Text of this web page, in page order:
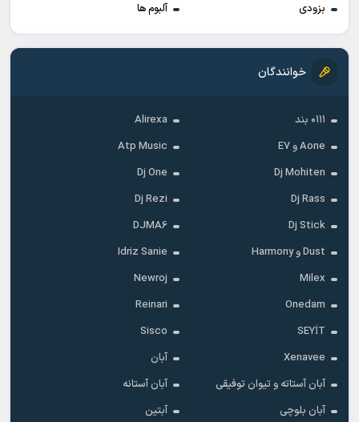
بزودی
آلبوم ها
خوانندگان
۰۱۱۱ بند
Alirexa
Aone و E7
Atp Music
Dj Mohiten
Dj One
Dj Rass
Dj Rezi
Dj Stick
DJMA6
Dust و Harmony
Idriz Sanie
Milex
Newroj
Onedam
Reinari
SEYİT
Sisco
Xenavee
آبان
آبان آستاته و تیوان توفیقی
آبان آستانه
آبان بلوچی
آبتین